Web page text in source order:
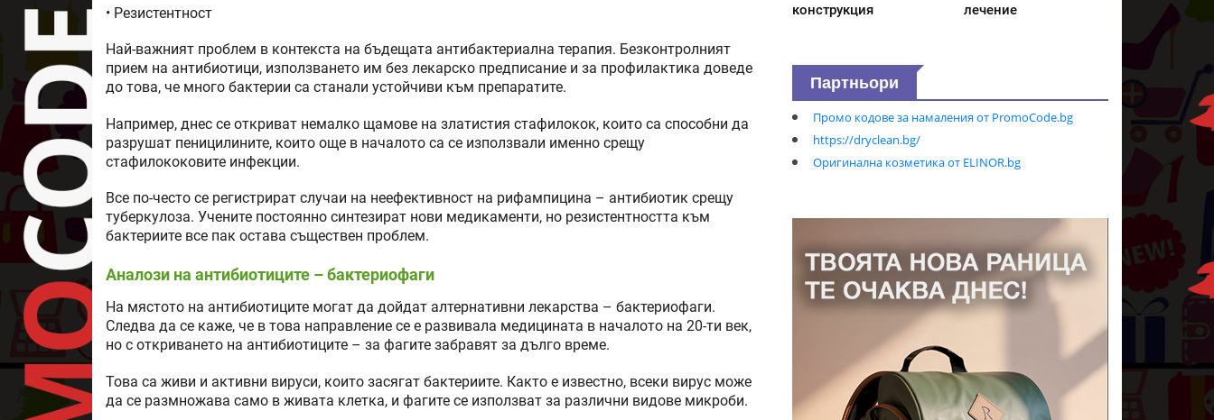
• Резистентност
Най-важният проблем в контекста на бъдещата антибактериална терапия. Безконтролният
прием на антибиотици, използването им без лекарско предписание и за профилактика доведе
до това, че много бактерии са станали устойчиви към препаратите.
Например, днес се откриват немалко щамове на златистия стафилокок, които са способни да
разрушат пеницилините, които още в началото са се използвали именно срещу
стафилококовите инфекции.
Все по-често се регистрират случаи на неефективност на рифампицина – антибиотик срещу
туберкулоза. Учените постоянно синтезират нови медикаменти, но резистентността към
бактериите все пак остава съществен проблем.
Аналози на антибиотиците – бактериофаги
На мястото на антибиотиците могат да дойдат алтернативни лекарства – бактериофаги.
Следва да се каже, че в това направление се е развивала медицината в началото на 20-ти век,
но с откриването на антибиотиците – за фагите забравят за дълго време.
Това са живи и активни вируси, които засягат бактериите. Както е известно, всеки вирус може
да се размножава само в живата клетка, и фагите се използват за различни видове микроби.
конструкция
лечение
Партньори
Промо кодове за намаления от PromoCode.bg
https://dryclean.bg/
Оригинална козметика от ELINOR.bg